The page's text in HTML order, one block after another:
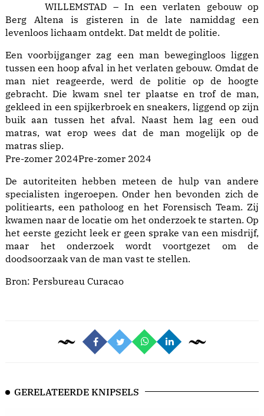
WILLEMSTAD – In een verlaten gebouw op
Berg Altena is gisteren in de late namiddag een
levenloos lichaam ontdekt. Dat meldt de politie.
Een voorbijganger zag een man bewegingloos liggen
tussen een hoop afval in het verlaten gebouw. Omdat de
man niet reageerde, werd de politie op de hoogte
gebracht. Die kwam snel ter plaatse en trof de man,
gekleed in een spijkerbroek en sneakers, liggend op zijn
buik aan tussen het afval. Naast hem lag een oud
matras, wat erop wees dat de man mogelijk op de
matras sliep.
Pre-zomer 2024Pre-zomer 2024
De autoriteiten hebben meteen de hulp van andere
specialisten ingeroepen. Onder hen bevonden zich de
politiearts, een patholoog en het Forensisch Team. Zij
kwamen naar de locatie om het onderzoek te starten. Op
het eerste gezicht leek er geen sprake van een misdrijf,
maar het onderzoek wordt voortgezet om de
doodsoorzaak van de man vast te stellen.
Bron: Persbureau Curacao
GERELATEERDE KNIPSELS